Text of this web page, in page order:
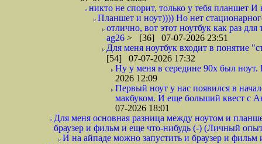
никто не спорит, только у тебя планшет
Планшет и ноут)))) Но нет
отлично, вот этот ноутбук как раз
ag26 > [36] 07-07-2026 23:51
Для меня ноутбук входит в понятие
[54] 07-07-2026 17:32
Ну у меня в середине 90x был
2026 12:09
Первый ноут у нас появился в
макбуком. И еще больший квест с
07-2026 18:01
Для меня основная разница между ноутом и
браузер и фильм и еще что-нибудь (-) (Личный
И на айпаде можно запустить и браузер и фильм